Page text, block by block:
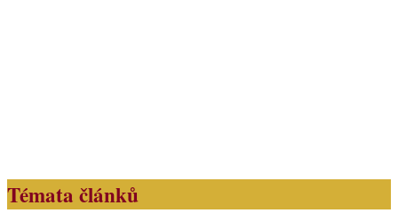
Témata článků